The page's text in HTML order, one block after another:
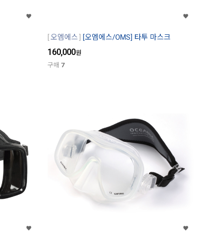
오엠에스 [오엠에스/OMS] 타투 마스크
160,000원
구매 7